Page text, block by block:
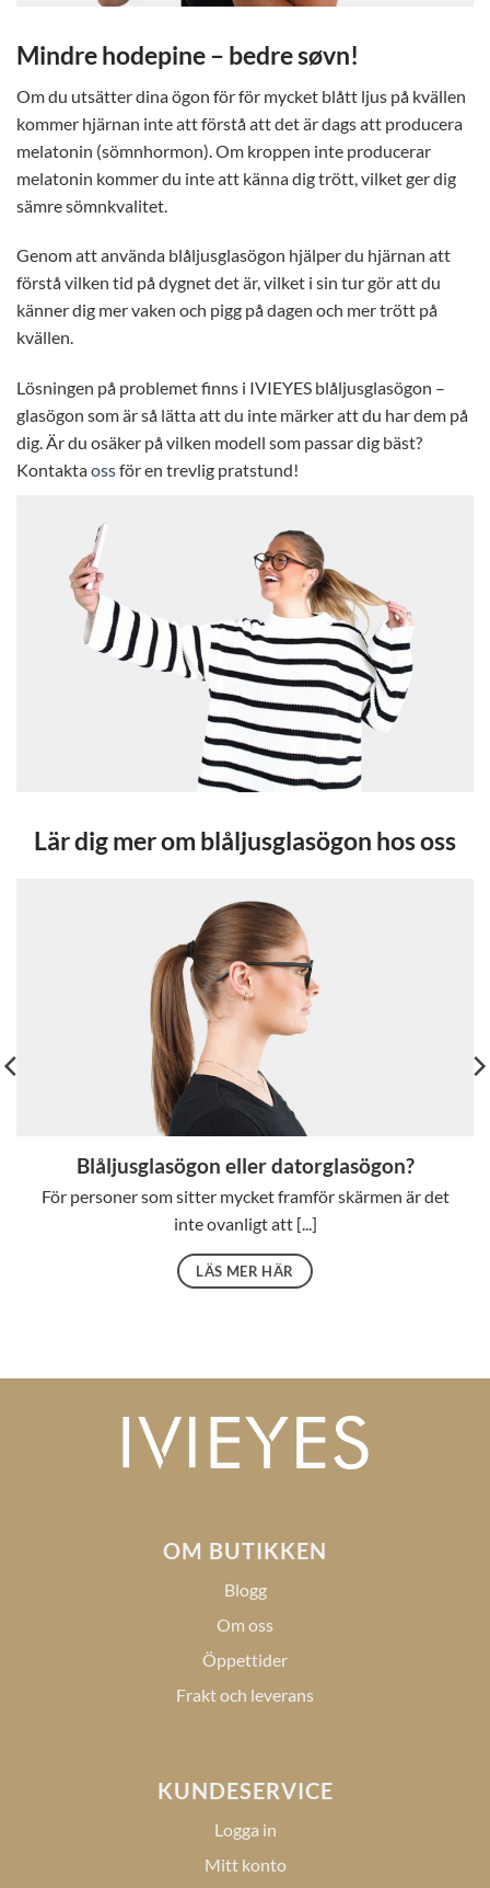
Mindre hodepine – bedre søvn!
Om du utsätter dina ögon för för mycket blått ljus på kvällen
kommer hjärnan inte att förstå att det är dags att producera
melatonin (sömnhormon). Om kroppen inte producerar
melatonin kommer du inte att känna dig trött, vilket ger dig
sämre sömnkvalitet.
Genom att använda blåljusglasögon hjälper du hjärnan att
förstå vilken tid på dygnet det är, vilket i sin tur gör att du
känner dig mer vaken och pigg på dagen och mer trött på
kvällen.
Lösningen på problemet finns i IVIEYES blåljusglasögon –
glasögon som är så lätta att du inte märker att du har dem på
dig. Är du osäker på vilken modell som passar dig bäst?
Kontaktaossför en trevlig pratstund!
Lär dig mer om blåljusglasögon hos oss
Blåljusglasögon eller datorglasögon?
För personer som sitter mycket framför skärmen är det
inte ovanligt att [...]
LÄS MER HÄR
OM BUTIKKEN
Blogg
Om oss
Öppettider
Frakt och leverans
KUNDESERVICE
Logga in
Mitt konto